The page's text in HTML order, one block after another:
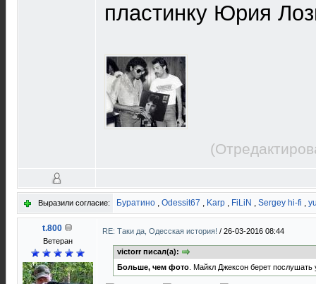
пластинку Юрия
Выразили согласие: Буратино , Odessit67 , Karp , FiLiN , Sergey hi-fi ,
t.800
Ветеран
RE: Таки да, Одесская история! / 26-03-2016 08:44
victorr писал(а):
Больше, чем фото . Майкл Джексон берет